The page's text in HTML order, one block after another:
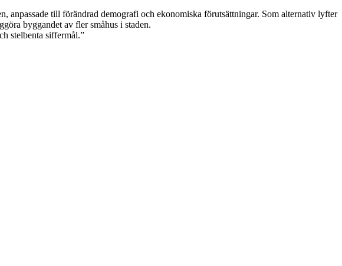
anpassade till förändrad demografi och ekonomiska förutsättningar. Som alternativ lyfter
byggandet av fler småhus i staden.
stelbenta siffermål.”